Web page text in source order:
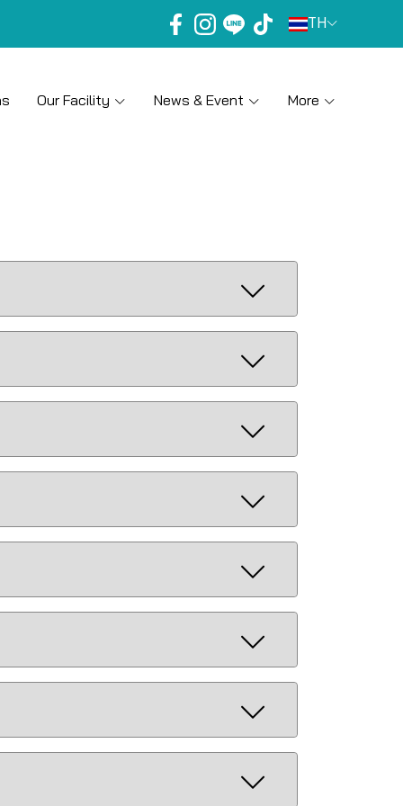
TH
Our Facility News & Event More